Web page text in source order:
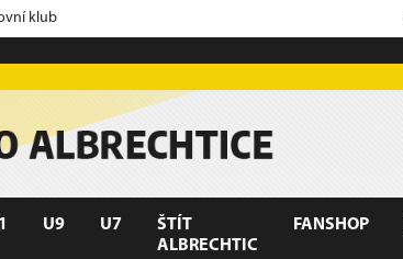
klub
U9 U7
ŠTÍT
ALBRECHTIC
FANSHOP